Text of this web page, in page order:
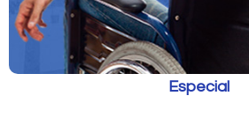
Especial